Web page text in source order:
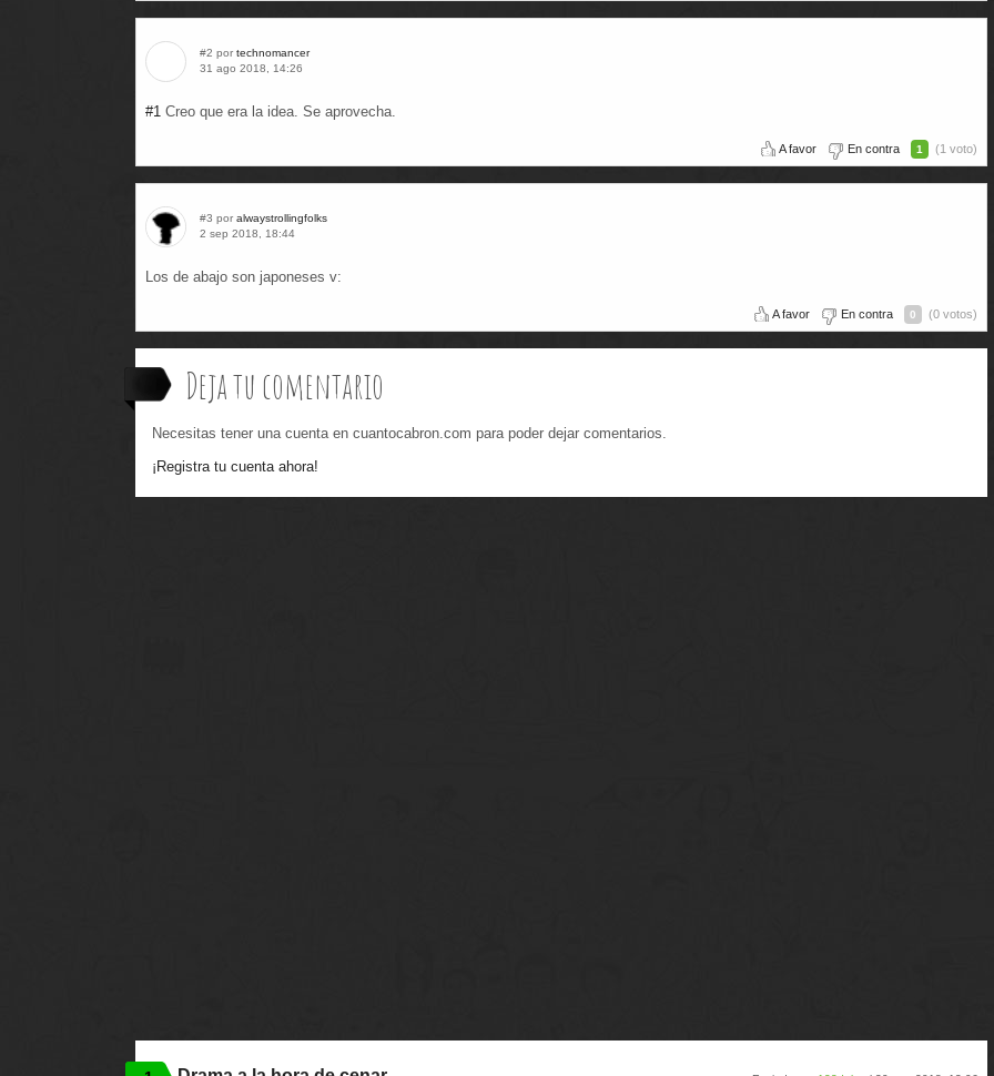
#2 por technomancer
31 ago 2018, 14:26
#1 Creo que era la idea. Se aprovecha.
A favor En contra 1 (1 voto)
#3 por alwaystrollingfolks
2 sep 2018, 18:44
Los de abajo son japoneses v:
A favor En contra 0 (0 votos)
Deja tu comentario
Necesitas tener una cuenta en cuantocabron.com para poder dejar comentarios.
¡Registra tu cuenta ahora!